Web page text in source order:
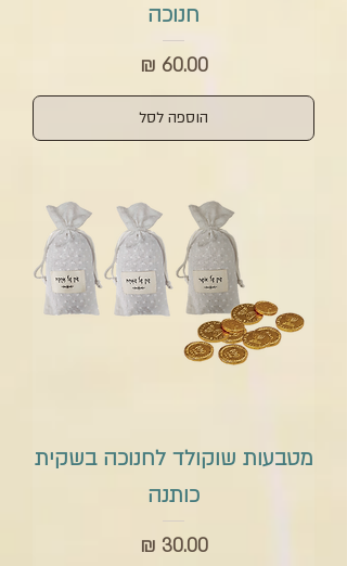
חנוכה
מחיר‏60.00 ‏₪
הוספה לסל
מטבעות שוקולד לחנוכה בשקית
כותנה
מחיר‏30.00 ‏₪